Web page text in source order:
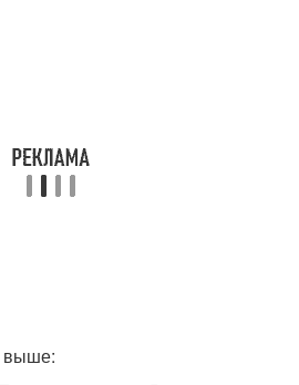
выше: